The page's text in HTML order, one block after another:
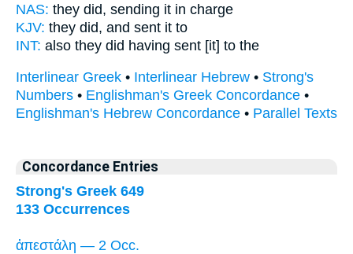
NAS: they did, sending it in charge
KJV: they did, and sent it to
INT: also they did having sent [it] to the
Interlinear Greek • Interlinear Hebrew • Strong's
Numbers • Englishman's Greek Concordance •
Englishman's Hebrew Concordance • Parallel Texts
Concordance Entries
Strong's Greek 649
133 Occurrences
ἀπεστάλη — 2 Occ.